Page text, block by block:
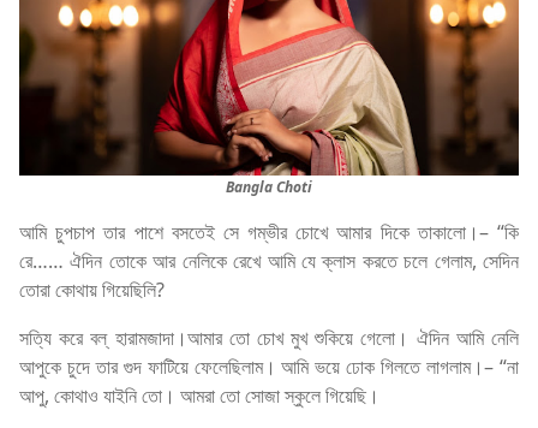
Bangla Choti
আমি চুপচাপ তার পাশে বসতেই সে গম্ভীর চোখে আমার দিকে তাকালো।– “কি
রে…… ঐদিন তোকে আর নেলিকে রেখে আমি যে ক্লাস করতে চলে গেলাম, সেদিন
তোরা কোথায় গিয়েছিলি?
সত্যি করে বল্‌ হারামজাদা।আমার তো চোখ মুখ শুকিয়ে গেলো। ঐদিন আমি নেলি
আপুকে চুদে তার গুদ ফাটিয়ে ফেলেছিলাম। আমি ভয়ে ঢোক গিলতে লাগলাম।– “না
আপু, কোথাও যাইনি তো। আমরা তো সোজা স্কুলে গিয়েছি।